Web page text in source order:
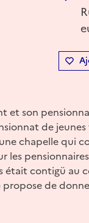
et son
de jeunes
chapelle qui
les
était contigü au
de